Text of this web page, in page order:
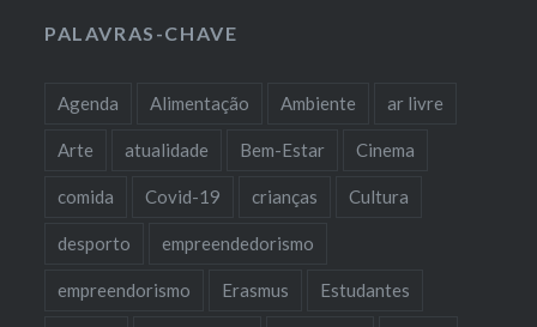
PALAVRAS-CHAVE
Agenda Alimentação Ambiente ar livre
Arte atualidade Bem-Estar Cinema
comida Covid-19 crianças Cultura
desporto empreendedorismo
empreendorismo Erasmus Estudantes